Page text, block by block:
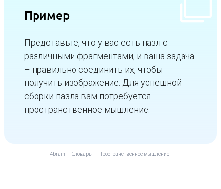
Пример
Представьте, что у вас есть пазл с
различными фрагментами, и ваша задача
– правильно соединить их, чтобы
получить изображение. Для успешной
сборки пазла вам потребуется
пространственное мышление.
4brain - Словарь - Пространственное мышление